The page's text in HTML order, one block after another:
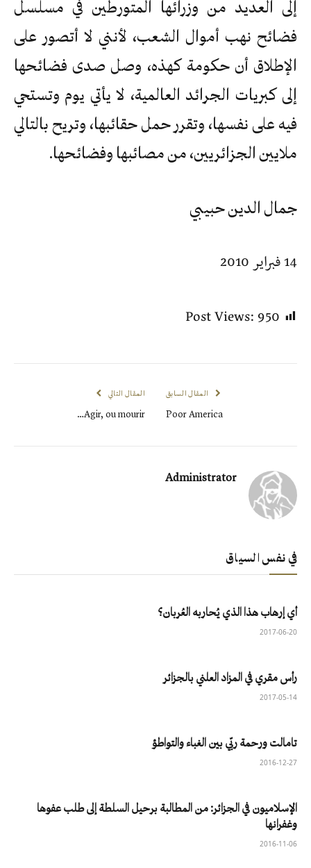
إلى العديد من وزرائها المتورطين في مسلسل
فضائح نهب أموال الشعب، لأنني لا أتصور على
الإطلاق أن حكومة كهذه، وصل صدى فضائحها
إلى كبريات الجرائد العالمية، لا يأتي يوم وتستحي
فيه على نفسها، وتقرر حمل حقائبها، وتريح بالتالي
ملايين الجزائريين، من مصائبها وفضائحها.
جمال الدين حبيبي
14 فبراير 2010
Post Views: 950
المقال السابق
Poor America
المقال التالي
Agir, ou mourir…
Administrator
في نفس السياق
أي إرهاب هذا الذي يُحاربه العُربان؟
2017-06-20
رأس مقري في المزاد العلني بالجزائر
2017-05-14
تامالت ورحمة ربّي بين الغباء والتواطؤ
2016-12-27
الإسلاميون في الجزائر: من المطالبة برحيل السلطة إلى طلب عفوها
وغفرانها
2016-11-06